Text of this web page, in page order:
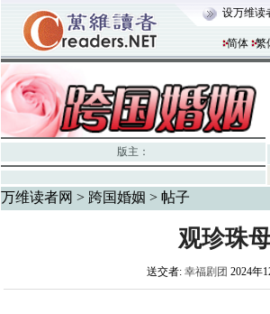
设万维读
简体 繁
版主：
万维读者网 > 跨国婚姻 > 帖子
观珍珠
送交者: 幸福剧团 2024年